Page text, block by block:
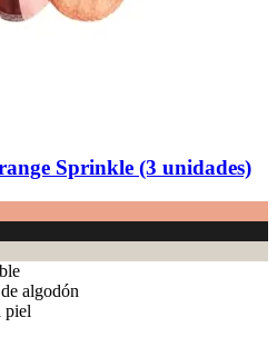
Sprinkle (3 unidades)
algodón
piel